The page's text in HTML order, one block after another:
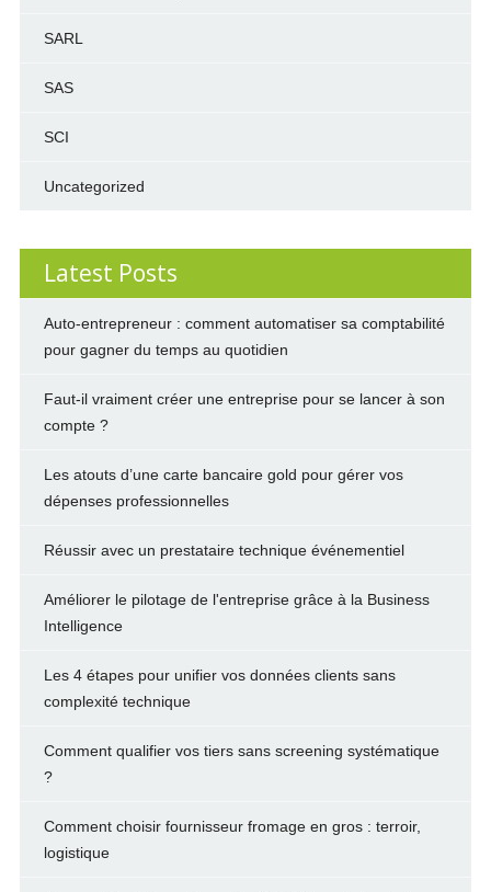
SARL
SAS
SCI
Uncategorized
Latest Posts
Auto-entrepreneur : comment automatiser sa comptabilité
pour gagner du temps au quotidien
Faut-il vraiment créer une entreprise pour se lancer à son
compte ?
Les atouts d’une carte bancaire gold pour gérer vos
dépenses professionnelles
Réussir avec un prestataire technique événementiel
Améliorer le pilotage de l'entreprise grâce à la Business
Intelligence
Les 4 étapes pour unifier vos données clients sans
complexité technique
Comment qualifier vos tiers sans screening systématique
?
Comment choisir fournisseur fromage en gros : terroir,
logistique